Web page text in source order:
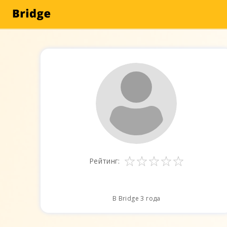
Рейтинг:
В Bridge 3 года